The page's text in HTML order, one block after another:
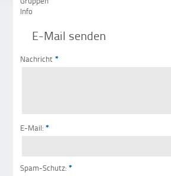
Info
E-Mail senden
Nachricht *
E-Mail: *
Spam-Schutz: *